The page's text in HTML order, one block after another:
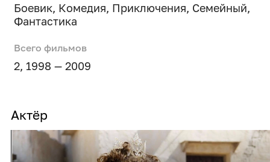
Боевик, Комедия, Приключения, Семейный,
Фантастика
Всего фильмов
2, 1998 — 2009
Актёр